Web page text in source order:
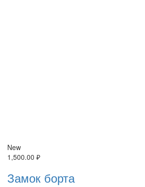
New
1,500.00 ₽
Замок борта